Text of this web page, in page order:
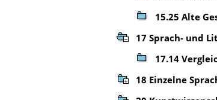
15.25 Alte
17 Sprach- und
17.14
18 Einzelne